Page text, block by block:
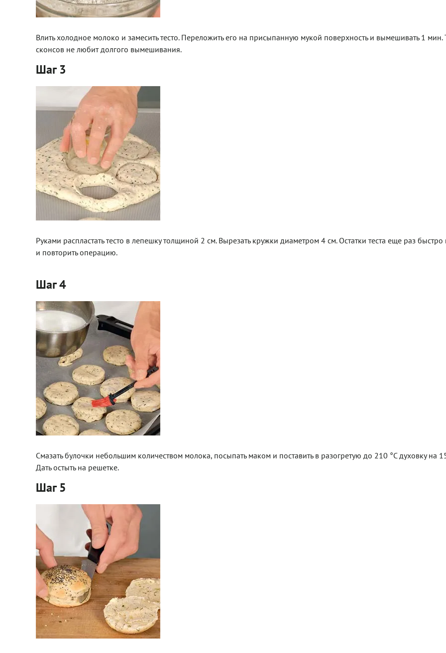
Влить холодное молоко и замесить тесто. Переложить его на присыпанную мукой поверхность и вымешивать 1 мин.
сконсов не любит долгого вымешивания.
Шаг 3
Руками распластать тесто в лепешку толщиной 2 см. Вырезать кружки диаметром 4 см. Остатки теста еще раз быстро
и повторить операцию.
Шаг 4
Смазать булочки небольшим количеством молока, посыпать маком и поставить в разогретую до 210 °С духовку на
Дать остыть на решетке.
Шаг 5